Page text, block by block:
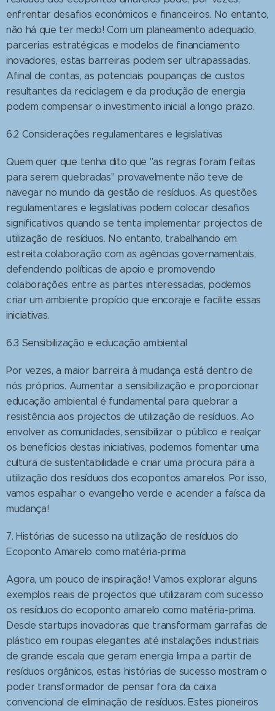
enfrentar desafios económicos e financeiros. No entanto,
não há que ter medo! Com um planeamento adequado,
parcerias estratégicas e modelos de financiamento
inovadores, estas barreiras podem ser ultrapassadas.
Afinal de contas, as potenciais poupanças de custos
resultantes da reciclagem e da produção de energia
podem compensar o investimento inicial a longo prazo.
6.2 Considerações regulamentares e legislativas
Quem quer que tenha dito que "as regras foram feitas
para serem quebradas" provavelmente não teve de
navegar no mundo da gestão de resíduos. As questões
regulamentares e legislativas podem colocar desafios
significativos quando se tenta implementar projectos de
utilização de resíduos. No entanto, trabalhando em
estreita colaboração com as agências governamentais,
defendendo políticas de apoio e promovendo
colaborações entre as partes interessadas, podemos
criar um ambiente propício que encoraje e facilite essas
iniciativas.
6.3 Sensibilização e educação ambiental
Por vezes, a maior barreira à mudança está dentro de
nós próprios. Aumentar a sensibilização e proporcionar
educação ambiental é fundamental para quebrar a
resistência aos projectos de utilização de resíduos. Ao
envolver as comunidades, sensibilizar o público e realçar
os benefícios destas iniciativas, podemos fomentar uma
cultura de sustentabilidade e criar uma procura para a
utilização dos resíduos dos ecopontos amarelos. Por isso,
vamos espalhar o evangelho verde e acender a faísca da
mudança!
7. Histórias de sucesso na utilização de resíduos do
Ecoponto Amarelo como matéria-prima
Agora, um pouco de inspiração! Vamos explorar alguns
exemplos reais de projectos que utilizaram com sucesso
os resíduos do ecoponto amarelo como matéria-prima.
Desde startups inovadoras que transformam garrafas de
plástico em roupas elegantes até instalações industriais
de grande escala que geram energia limpa a partir de
resíduos orgânicos, estas histórias de sucesso mostram o
poder transformador de pensar fora da caixa
convencional de eliminação de resíduos. Estes pioneiros